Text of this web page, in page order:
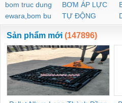
bom truc dung
ewara,bom bu
ewara
BƠM ÁP LỰC
TỰ ĐỘNG
Sản phẩm mới (147896)